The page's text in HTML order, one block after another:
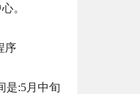
。
序
是:5月中旬